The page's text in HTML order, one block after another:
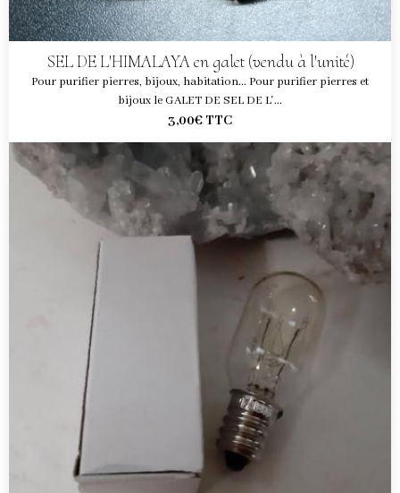
SEL DE L'HIMALAYA en galet (vendu à l'unité)
Pour purifier pierres, bijoux, habitation... Pour purifier pierres et
bijoux le GALET DE SEL DE L'...
3,00€ TTC